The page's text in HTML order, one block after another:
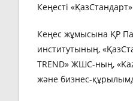
Кеңесті
Кеңес жұмысына ҚР
институтының,
TREND» ЖШС-ның,
және бизнес-